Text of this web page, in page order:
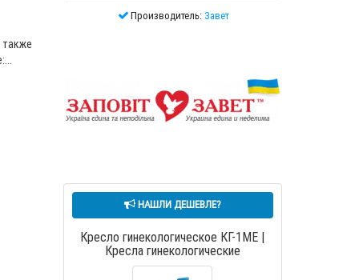
также
Производитель: Завет
НАШЛИ ДЕШЕВЛЕ?
Кресло гинекологическое КГ-1МЕ |
Кресла гинекологические